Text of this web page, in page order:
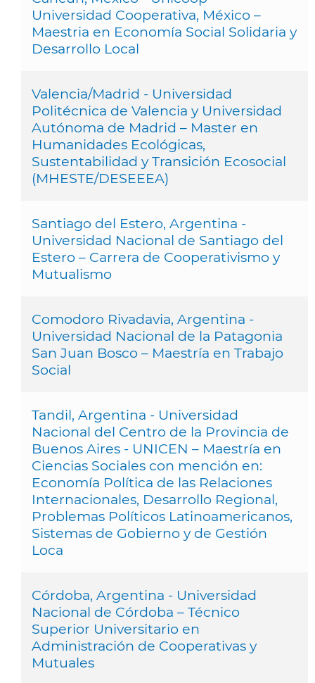
Universidad Cooperativa, México –
Maestria en Economía Social Solidaria y
Desarrollo Local
Valencia/Madrid - Universidad
Politécnica de Valencia y Universidad
Autónoma de Madrid – Master en
Humanidades Ecológicas,
Sustentabilidad y Transición Ecosocial
(MHESTE/DESEEEA)
Santiago del Estero, Argentina -
Universidad Nacional de Santiago del
Estero – Carrera de Cooperativismo y
Mutualismo
Comodoro Rivadavia, Argentina -
Universidad Nacional de la Patagonia
San Juan Bosco – Maestría en Trabajo
Social
Tandil, Argentina - Universidad
Nacional del Centro de la Provincia de
Buenos Aires - UNICEN – Maestría en
Ciencias Sociales con mención en:
Economía Política de las Relaciones
Internacionales, Desarrollo Regional,
Problemas Políticos Latinoamericanos,
Sistemas de Gobierno y de Gestión
Loca
Córdoba, Argentina - Universidad
Nacional de Córdoba – Técnico
Superior Universitario en
Administración de Cooperativas y
Mutuales